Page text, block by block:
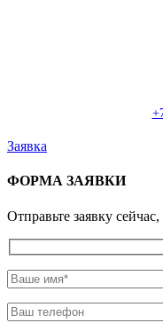
Заявка
ФОРМА ЗАЯВКИ
Отправьте заявку